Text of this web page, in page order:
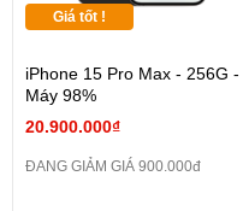
Giá tốt !
iPhone 15 Pro Max - 256G -
Máy 98%
20.900.000₫
ĐANG GIẢM GIÁ 900.000đ